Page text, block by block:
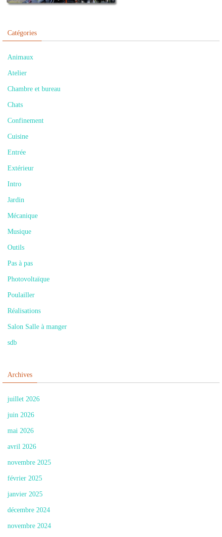
Catégories
Animaux
Atelier
Chambre et bureau
Chats
Confinement
Cuisine
Entrée
Extérieur
Intro
Jardin
Mécanique
Musique
Outils
Pas à pas
Photovoltaïque
Poulailler
Réalisations
Salon Salle à manger
sdb
Archives
juillet 2026
juin 2026
mai 2026
avril 2026
novembre 2025
février 2025
janvier 2025
décembre 2024
novembre 2024